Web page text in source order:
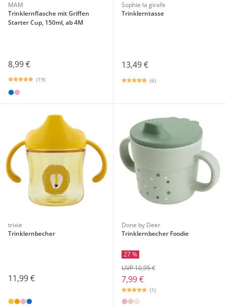
MAM
Trinklernflasche mit Griffen
Starter Cup, 150ml, ab 4M
8,99 €
(19)
Sophie la girafe
Trinklerntasse
13,49 €
(6)
trixie
Trinklernbecher
11,99 €
Done by Deer
Trinklernbecher Foodie
27 %
7,99 €
UVP 10,95 €
(1)